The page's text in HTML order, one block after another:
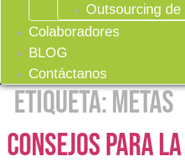
Outsourcing de
Colaboradores
BLOG
Contáctanos
Etiqueta:metas
Consejos para